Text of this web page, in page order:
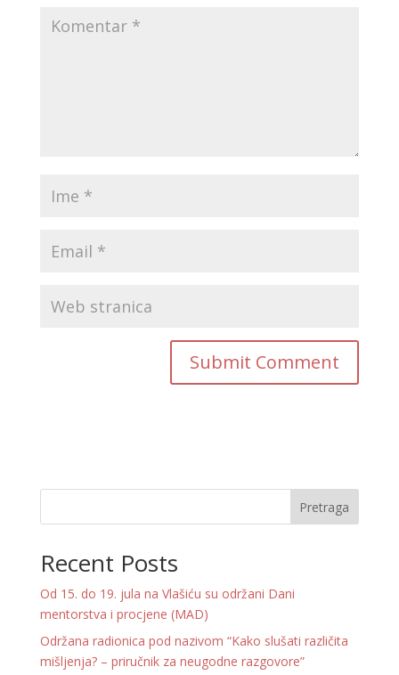
Pretraga
Recent Posts
Od 15. do 19. jula na Vlašiću su održani Dani
mentorstva i procjene (MAD)
Održana radionica pod nazivom “Kako slušati različita
mišljenja? – priručnik za neugodne razgovore”